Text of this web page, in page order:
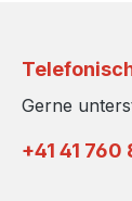
Gerne
+41 41 760